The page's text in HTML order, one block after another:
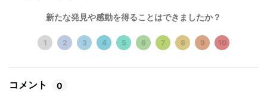
新たな発見や感動を得ることはできましたか？
1 2 3 4 5 6 7 8 9 10
コメント 0